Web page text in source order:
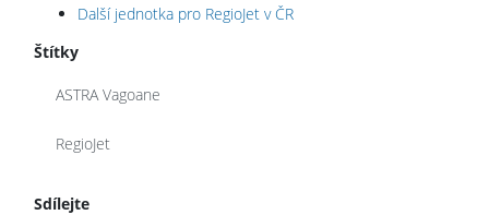
Další jednotka pro RegioJet v ČR
Štítky
ASTRA Vagoane
RegioJet
Sdílejte